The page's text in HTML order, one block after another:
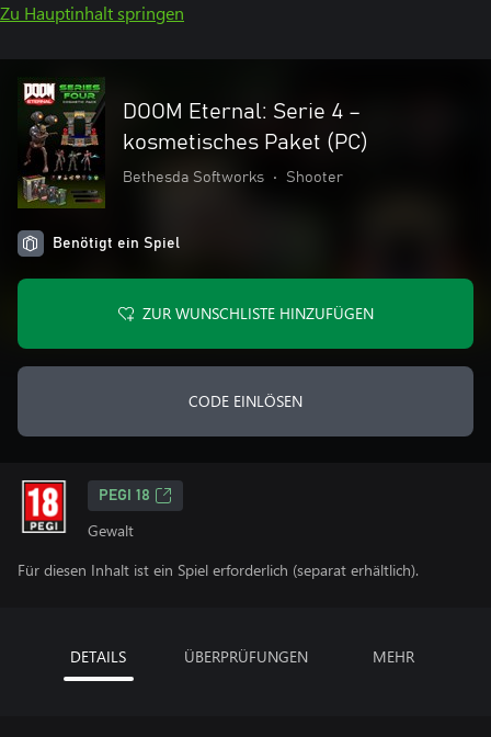
Zu Hauptinhalt springen
DOOM Eternal: Serie 4 –
kosmetisches Paket (PC)
Bethesda Softworks • Shooter
Benötigt ein Spiel
ZUR WUNSCHLISTE HINZUFÜGEN
CODE EINLÖSEN
PEGI 18
Gewalt
Für diesen Inhalt ist ein Spiel erforderlich (separat erhältlich).
DETAILS ÜBERPRÜFUNGEN MEHR